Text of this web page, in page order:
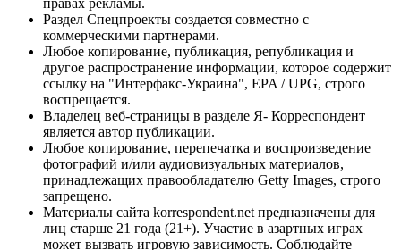
правах рекламы.
Раздел Спецпроекты создается совместно с
коммерческими партнерами.
Любое копирование, публикация, републикация и
другое распространение информации, которое содержит
ссылку на "Интерфакс-Украина", EPA / UPG, строго
воспрещается.
Владелец веб-страницы в разделе Я- Корреспондент
является автор публикации.
Любое копирование, перепечатка и воспроизведение
фотографий и/или аудиовизуальных материалов,
принадлежащих правообладателю Getty Images, строго
запрещено.
Материалы сайта korrespondent.net предназначены для
лиц старше 21 года (21+). Участие в азартных играх
может вызвать игровую зависимость. Соблюдайте